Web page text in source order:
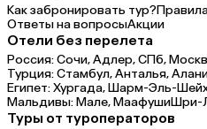
Как забронировать тур?
Ответы на вопросыАкции
Отели без перелета
Россия:Сочи,Адлер,СПб,
Турция:Стамбул,Анталья,
Египет:Хургада,Шарм-Эль-
Мальдивы:Мале,МаафушиШри-
Туры от туроператоров